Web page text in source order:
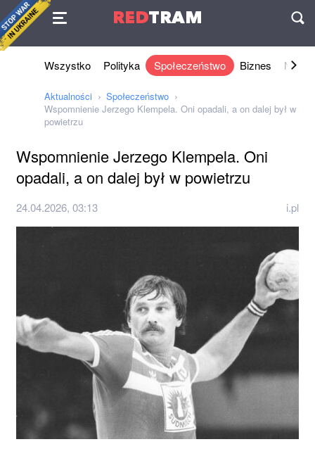
REDTRAM
Umowa
Wszystko Polityka Społeczeństwo Biznes Nauki
Aktualności
Społeczeństwo
Wspomnienie Jerzego Klempela. Oni opadali, a on dalej był w
powietrzu
Wspomnienie Jerzego Klempela. Oni
opadali, a on dalej był w powietrzu
24.04.2026, 03:13 i.pl